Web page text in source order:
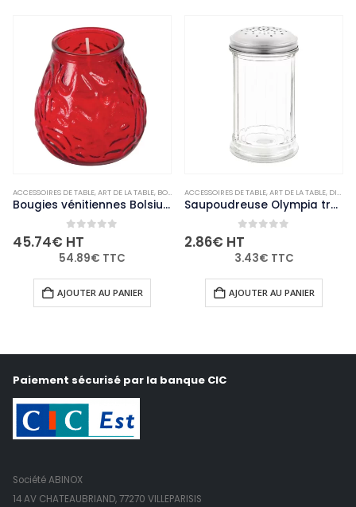
,NON-PALETTISABLE
ACCESSOIRES DE TABLE,ART DE LA TABLE, BOUGIES ET PHOTOPHORES ,NON-PALETTISABLE
Bougies vénitiennes Bolsius Low Boy rouges (Lot de 12)
0out of 5
45.74€ HT
54.89€ TTC
AJOUTER AU PANIER
ACCESSOIRES DE TABLE,ART DE LA TABLE, DIVERS
Saupoudreuse Olympia trous de 4mm
0
2.86€ HT
3.43€ TTC
AJOUTER AU PANIER
Paiement sécurisé par la banque CIC
Société ABINOX
14 AV CHATEAUBRIAND, 77270 VILLEPARISIS